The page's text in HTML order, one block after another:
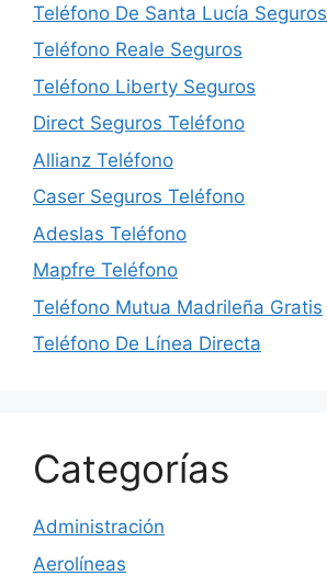
Teléfono De Santa Lucía Seguros
Teléfono Reale Seguros
Teléfono Liberty Seguros
Direct Seguros Teléfono
Allianz Teléfono
Caser Seguros Teléfono
Adeslas Teléfono
Mapfre Teléfono
Teléfono Mutua Madrileña Gratis
Teléfono De Línea Directa
Categorías
Administración
Aerolíneas